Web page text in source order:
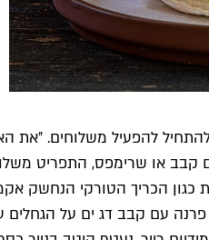
להפעיל משלוחים.
קבב או שרימפס, התפריט